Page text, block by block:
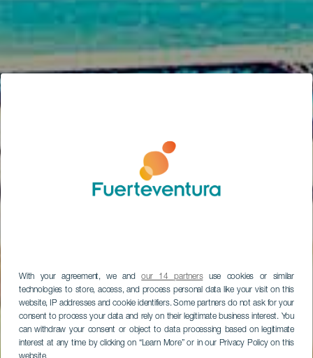
With your agreement, we andour 14 partnersuse cookies or similar
technologies to store, access, and process personal data like your visit on this
website, IP addresses and cookie identifiers. Some partners do not ask for your
consent to process your data and rely on their legitimate business interest. You
can withdraw your consent or object to data processing based on legitimate
interest at any time by clicking on “Learn More” or in our Privacy Policy on this
website.